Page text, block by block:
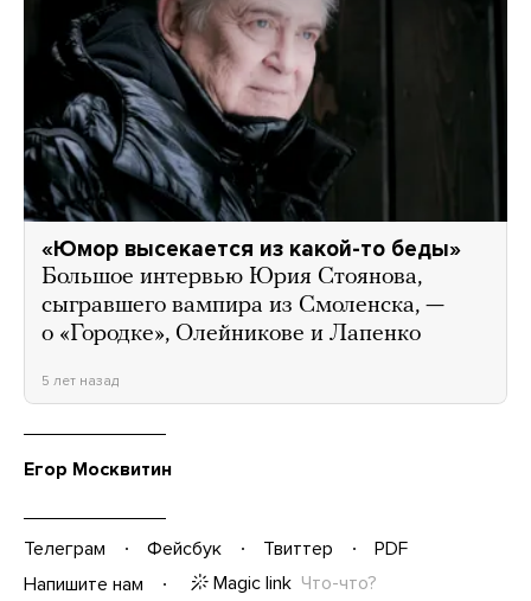
«Юмор высекается из какой-то беды»
Большое интервью Юрия Стоянова,
сыгравшего вампира из Смоленска, —
о «Городке», Олейникове и Лапенко
5 лет назад
Егор Москвитин
Телеграм Фейсбук Твиттер
PDF
Напишите нам
Magic link Что-что?